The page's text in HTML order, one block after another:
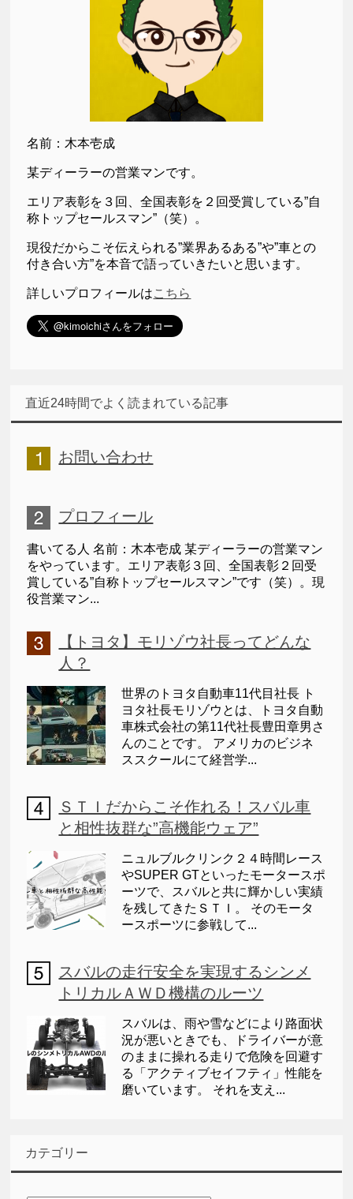
名前：木本壱成
某ディーラーの営業マンです。
エリア表彰を３回、全国表彰を２回受賞している”自
称トップセールスマン”（笑）。
現役だからこそ伝えられる”業界あるある”や”車との
付き合い方”を本音で語っていきたいと思います。
詳しいプロフィールはこちら
直近24時間でよく読まれている記事
お問い合わせ
プロフィール
書いてる人 名前：木本壱成 某ディーラーの営業マン
をやっています。エリア表彰３回、全国表彰２回受
賞している”自称トップセールスマン”です（笑）。現
役営業マン...
【トヨタ】モリゾウ社長ってどんな
人？
世界のトヨタ自動車11代目社長 ト
ヨタ社長モリゾウとは、トヨタ自動
車株式会社の第11代社長豊田章男さ
んのことです。 アメリカのビジネ
ススクールにて経営学...
ＳＴＩだからこそ作れる！スバル車
と相性抜群な”高機能ウェア”
ニュルブルクリンク２４時間レース
やSUPER GTといったモータースポ
ーツで、スバルと共に輝かしい実績
を残してきたＳＴＩ。 そのモータ
ースポーツに参戦して...
スバルの走行安全を実現するシンメ
トリカルＡＷＤ機構のルーツ
スバルは、雨や雪などにより路面状
況が悪いときでも、ドライバーが意
のままに操れる走りで危険を回避す
る「アクティブセイフティ」性能を
磨いています。 それを支え...
カテゴリー